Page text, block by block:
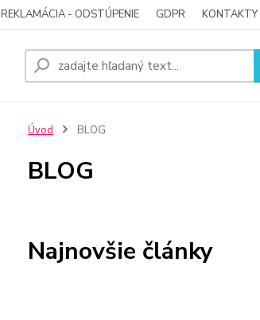
REKLAMÁCIA - ODSTÚPENIE GDPR KONTAKTY
Úvod BLOG
BLOG
Najnovšie články